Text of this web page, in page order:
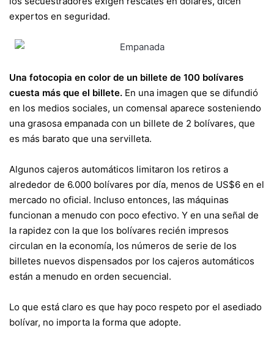
expertos en seguridad.
Una fotocopia en color de un billete de 100 bolívares
cuesta más que el billete. En una imagen que se difundió
en los medios sociales, un comensal aparece sosteniendo
una grasosa empanada con un billete de 2 bolívares, que
es más barato que una servilleta.
Algunos cajeros automáticos limitaron los retiros a
alrededor de 6.000 bolívares por día, menos de US$6 en el
mercado no oficial. Incluso entonces, las máquinas
funcionan a menudo con poco efectivo. Y en una señal de
la rapidez con la que los bolívares recién impresos
circulan en la economía, los números de serie de los
billetes nuevos dispensados por los cajeros automáticos
están a menudo en orden secuencial.
Lo que está claro es que hay poco respeto por el asediado
bolívar, no importa la forma que adopte.